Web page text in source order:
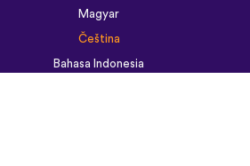
Magyar
Čeština
Bahasa Indonesia